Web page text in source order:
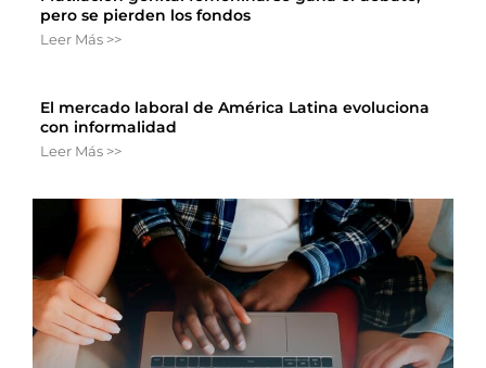
pero se pierden los fondos
Leer Más >>
El mercado laboral de América Latina evoluciona
con informalidad
Leer Más >>